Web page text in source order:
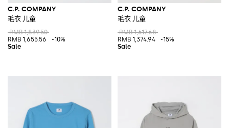
C.P. COMPANY
毛衣 儿童
RMB 1,839.50
RMB 1,655.56
-10%
C.P. COMPANY
毛衣 儿童
RMB 1,617.68
RMB 1,374.94
-15%